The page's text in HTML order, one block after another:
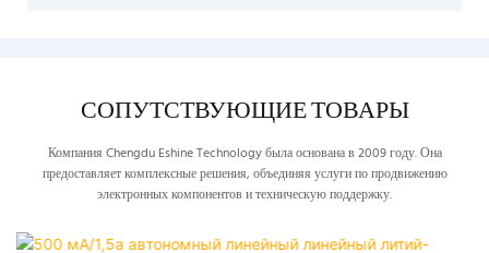
СОПУТСТВУЮЩИЕ ТОВАРЫ
Компания Chengdu Eshine Technology была основана в 2009 году. Она
предоставляет комплексные решения, объединяя услуги по продвижению
электронных компонентов и техническую поддержку.